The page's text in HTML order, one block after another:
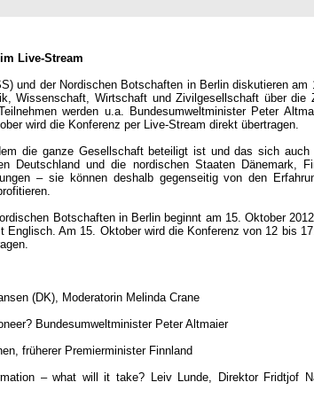
Live-Stream
und der Nordischen Botschaften in Berlin diskutieren am
Wissenschaft, Wirtschaft und Zivilgesellschaft über die
werden u.a. Bundesumweltminister Peter
wird die Konferenz per Live-Stream direkt übertragen.
die ganze Gesellschaft beteiligt ist und das sich auch
Deutschland und die nordischen Staaten Dänemark,
– sie können deshalb gegenseitig von den
Botschaften in Berlin beginnt am 15. Oktober
Am 15. Oktober wird die Konferenz von 12 bis
(DK), Moderatorin Melinda Crane
Bundesumweltminister Peter Altmaier
früherer Premierminister Finnland
– what will it take? Leiv Lunde, Direktor Fridtjof